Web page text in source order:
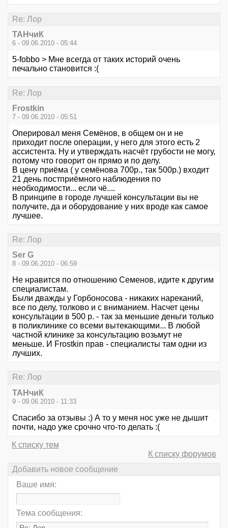
Re: Лор
ТАНчиК
6 - 09.06.2010 - 05:44
5-fobbo > Мне всегда от таких историй очень
печально становится :(
Re: Лор
Frostkin
7 - 09.06.2010 - 05:51
Оперировал меня Семёнов, в общем он и не
приходит после операции, у него для этого есть 2
ассистента. Ну и утверждать насчёт грубости не могу,
потому что говорит он прямо и по делу.
В цену приёма ( у семёнова 700р., так 500р.) входит
21 день постприёмного наблюдения по
необходимости... если чё....
В принципе в городе лучшей консультации вы не
получите, да и оборудование у них вроде как самое
лучшее.
Re: Лор
Ser G
8 - 09.06.2010 - 06:59
Не нравится по отношению Семенов, идите к другим
специалистам.
Были дважды у Горбоносова - никаких нареканий,
все по делу, толково и с вниманием. Насчет цены
консультации в 500 р. - так за меньшие деньги только
в поликлинике со всеми вытекающими... В любой
частной клинике за консультацию возьмут не
меньше. И Frostkin прав - специалисты там одни из
лучших.
Re: Лор
ТАНчиК
9 - 09.06.2010 - 11:33
Спасибо за отзывы :) А то у меня нос уже не дышит
почти, надо уже срочно что-то делать :(
К списку тем
К списку форумов
Добавить новое сообщение
Ваше имя:
Тема сообщения: